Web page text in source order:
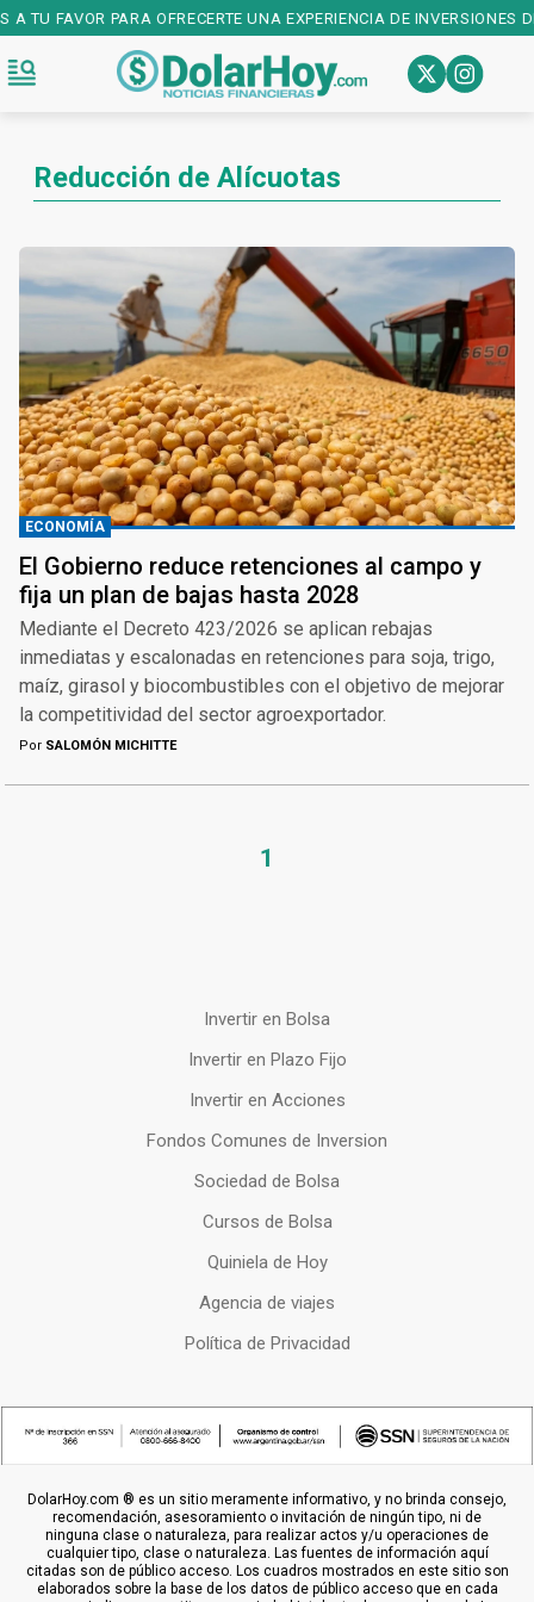
FAVOR PARA OFRECERTE UNA EXPERIENCIA DE INVERSIONES
Reducción de Alícuotas
ECONOMÍA
El Gobierno reduce retenciones al campo y
fija un plan de bajas hasta 2028
Mediante el Decreto 423/2026 se aplican rebajas
inmediatas y escalonadas en retenciones para soja, trigo,
maíz, girasol y biocombustibles con el objetivo de mejorar
la competitividad del sector agroexportador.
Por SALOMÓN MICHITTE
1
Invertir en Bolsa
Invertir en Plazo Fijo
Invertir en Acciones
Fondos Comunes de Inversion
Sociedad de Bolsa
Cursos de Bolsa
Quiniela de Hoy
Agencia de viajes
Política de Privacidad
DolarHoy.com ® es un sitio meramente informativo, y no brinda consejo,
recomendación, asesoramiento o invitación de ningún tipo, ni de
ninguna clase o naturaleza, para realizar actos y/u operaciones de
cualquier tipo, clase o naturaleza. Las fuentes de información aquí
citadas son de público acceso. Los cuadros mostrados en este sitio son
elaborados sobre la base de los datos de público acceso que en cada